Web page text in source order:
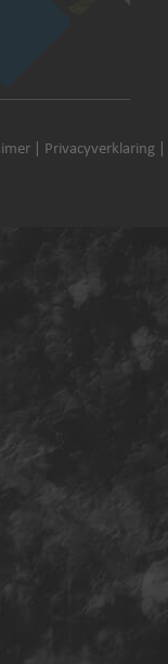
| Privacyverklaring|